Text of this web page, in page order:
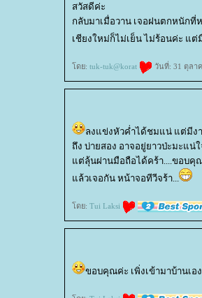
สวัสดีค่ะ
กลับมาเมื่อวาน เจอฝนตกหนักที่
เชียงใหม่ก็ไม่เย็น ไม่ร้อนค่ะ แต่
ดย: tuk-tuk@korat วันที่: 31 ตุลาค
ลงแข่งหัวค่ำได้ชมแน่ แต่มีง
ถึง บ่ายสอง อาจอยู่ยาวป่ะมะแน่ใ
ต่ลุ้นผ่านมือถือได้คร้า....ขอบคุ
ล้วเจอกัน หน้าจอทีวีจร้า...
ดย: Tui Laksi
ขอบคุณค่ะ เพิ่งเข้ามาบ้านเอ